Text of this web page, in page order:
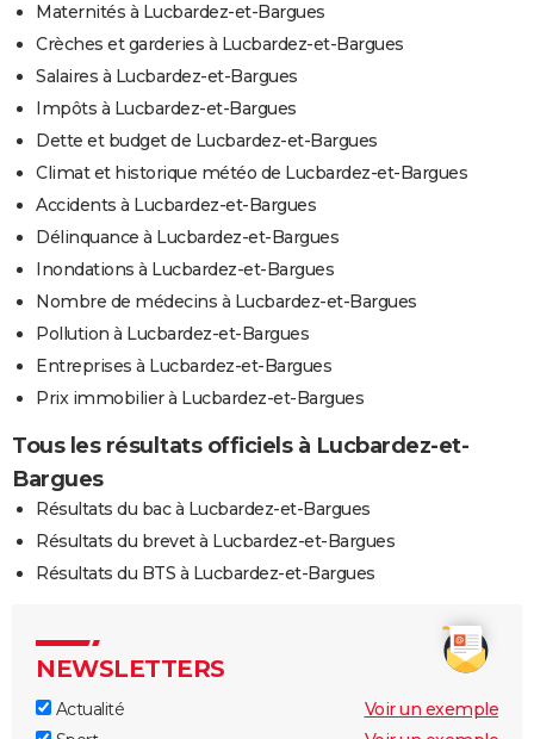
Maternités à Lucbardez-et-Bargues
Crèches et garderies à Lucbardez-et-Bargues
Salaires à Lucbardez-et-Bargues
Impôts à Lucbardez-et-Bargues
Dette et budget de Lucbardez-et-Bargues
Climat et historique météo de Lucbardez-et-Bargues
Accidents à Lucbardez-et-Bargues
Délinquance à Lucbardez-et-Bargues
Inondations à Lucbardez-et-Bargues
Nombre de médecins à Lucbardez-et-Bargues
Pollution à Lucbardez-et-Bargues
Entreprises à Lucbardez-et-Bargues
Prix immobilier à Lucbardez-et-Bargues
Tous les résultats officiels à Lucbardez-et-
Bargues
Résultats du bac à Lucbardez-et-Bargues
Résultats du brevet à Lucbardez-et-Bargues
Résultats du BTS à Lucbardez-et-Bargues
NEWSLETTERS
Actualité
Voir un exemple